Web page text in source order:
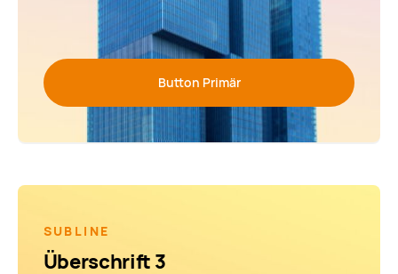
Button Primär
SUBLINE
Überschrift 3